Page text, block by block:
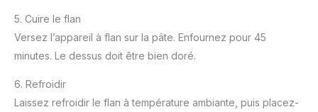
5. Cuire le flan
Versez l’appareil à flan sur la pâte. Enfournez pour 45
minutes. Le dessus doit être bien doré.
6. Refroidir
Laissez refroidir le flan à température ambiante, puis placez-